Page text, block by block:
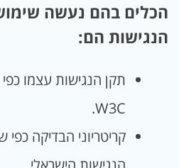
הכלים בהם נעשה
הנגישות הם:
תקן הנגישות עצמו
W3C.
קריטריוני הבדיקה